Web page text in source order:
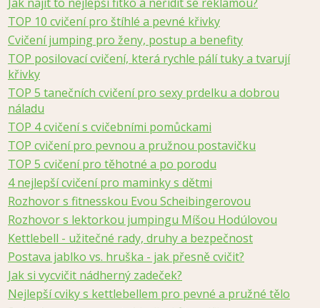
TOP 10 cvičení pro štíhlé a pevné křivky
Cvičení jumping pro ženy, postup a benefity
TOP posilovací cvičení, která rychle pálí tuky a tvarují
křivky
TOP 5 tanečních cvičení pro sexy prdelku a dobrou
náladu
TOP 4 cvičení s cvičebními pomůckami
TOP cvičení pro pevnou a pružnou postavičku
TOP 5 cvičení pro těhotné a po porodu
4 nejlepší cvičení pro maminky s dětmi
Rozhovor s fitnesskou Evou Scheibingerovou
Rozhovor s lektorkou jumpingu Míšou Hodúlovou
Kettlebell - užitečné rady, druhy a bezpečnost
Postava jablko vs. hruška - jak přesně cvičit?
Jak si vycvičit nádherný zadeček?
Nejlepší cviky s kettlebellem pro pevné a pružné tělo